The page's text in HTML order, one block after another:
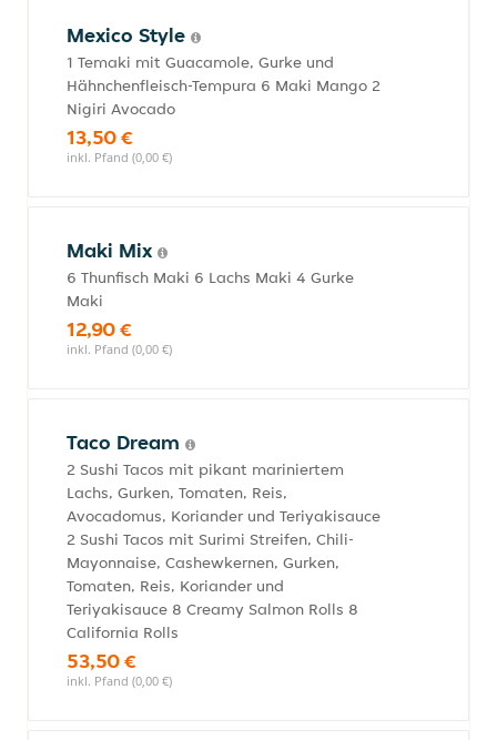
Mexico Style
1 Temaki mit Guacamole, Gurke und
Hähnchenfleisch-Tempura 6 Maki Mango 2
Nigiri Avocado
13,50 €
inkl. Pfand (0,00 €)
Maki Mix
6 Thunfisch Maki 6 Lachs Maki 4 Gurke
Maki
12,90 €
inkl. Pfand (0,00 €)
Taco Dream
2 Sushi Tacos mit pikant mariniertem
Lachs, Gurken, Tomaten, Reis,
Avocadomus, Koriander und Teriyakisauce
2 Sushi Tacos mit Surimi Streifen, Chili-
Mayonnaise, Cashewkernen, Gurken,
Tomaten, Reis, Koriander und
Teriyakisauce 8 Creamy Salmon Rolls 8
California Rolls
53,50 €
inkl. Pfand (0,00 €)